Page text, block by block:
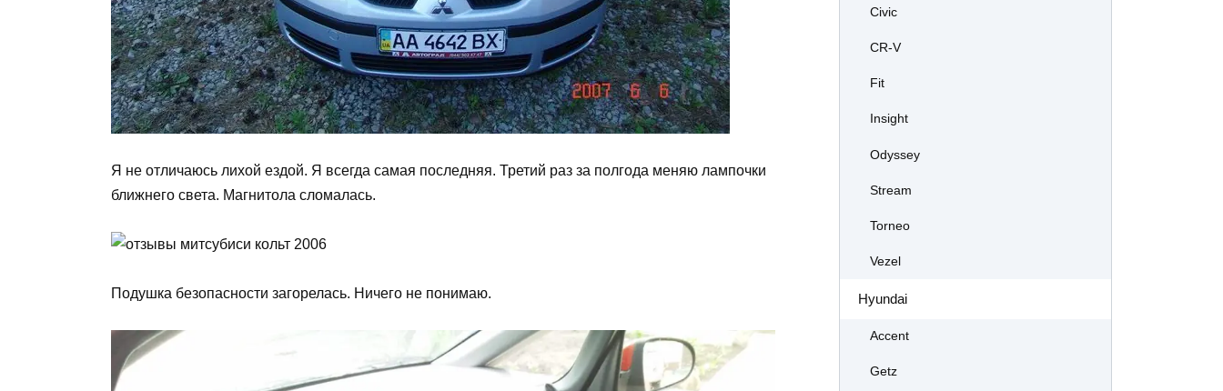
Я не отличаюсь лихой ездой. Я всегда самая последняя. Третий раз за полгода меняю лампочки
ближнего света. Магнитола сломалась.
Подушка безопасности загорелась. Ничего не понимаю.
Civic
CR-V
Fit
Insight
Odyssey
Stream
Torneo
Vezel
Hyundai
Accent
Getz